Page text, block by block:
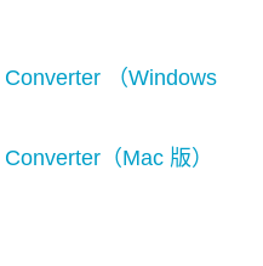
（Windows
（Mac 版）